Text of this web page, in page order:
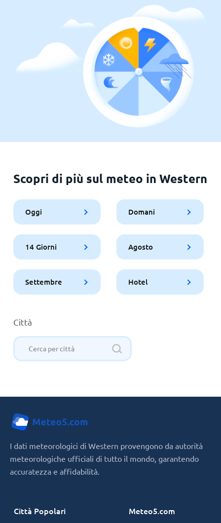
Scopri di più sul meteo in Western
Oggi Domani
14 Giorni Agosto
Settembre Hotel
Città
I dati meteorologici di Western provengono da autorità
meteorologiche ufficiali di tutto il mondo, garantendo
accuratezza e affidabilità.
Città Popolari Meteo5.com